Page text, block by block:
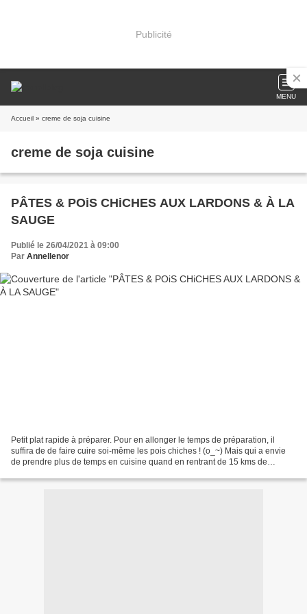
Publicité
MENU
Accueil » creme de soja cuisine
creme de soja cuisine
PÂTES & POiS CHiCHES AUX LARDONS & À LA
SAUGE
Publié le 26/04/2021 à 09:00
Par Annellenor
Petit plat rapide à préparer. Pour en allonger le temps de préparation, il
suffira de de faire cuire soi-même les pois chiches ! (o_~) Mais qui a envie
de prendre plus de temps en cuisine quand en rentrant de 15 kms de